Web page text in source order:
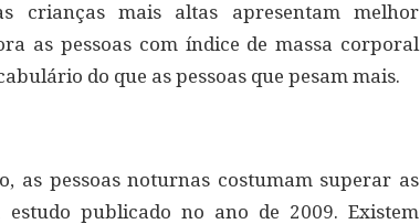
crianças mais altas apresentam melhor
as pessoas com índice de massa corporal
do que as pessoas que pesam mais.
as pessoas noturnas costumam superar as
publicado no ano de 2009. Existem